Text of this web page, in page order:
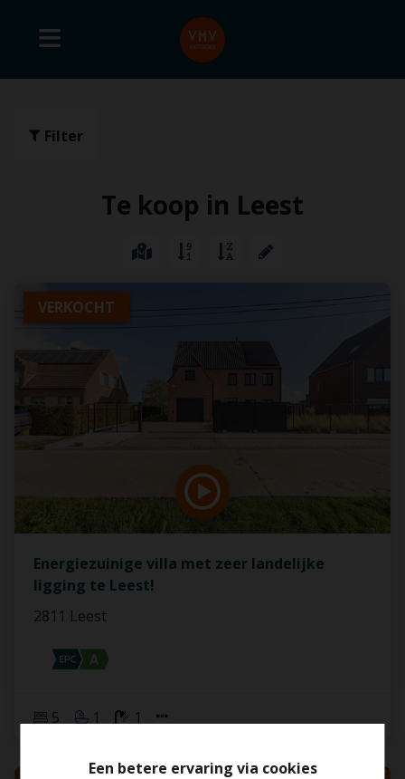
Een betere ervaring via cookies
Filter
Te koop in Leest
VERKOCHT
Energiezuinige villa met zeer landelijke
ligging te Leest!
2811 Leest
5 1 1